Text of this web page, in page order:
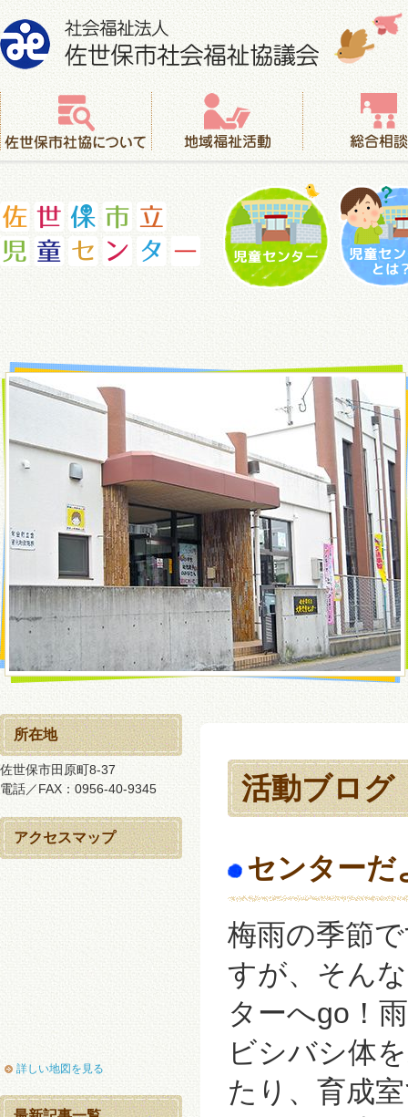
社会福祉法人 佐世保市社会福祉協議会
佐世保市社協について
地域福祉活動 総合相談
佐世保市立児童センター
活動ブログ
センター
梅雨の季節
すが、そん
ターへgo！
ビシバシ体
たり、育成
所在地
佐世保市田原町8-37
電話／FAX：0956-40-9345
アクセスマップ
詳しい地図を見る